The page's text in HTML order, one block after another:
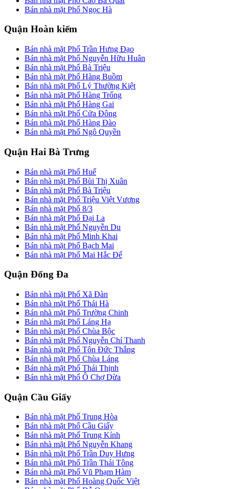
Bán nhà mặt Phố Ngọc Hà
Quận Hoàn kiếm
Bán nhà mặt Phố Trần Hưng Đạo
Bán nhà mặt Phố Nguyễn Hữu Huân
Bán nhà mặt Phố Bà Triệu
Bán nhà mặt Phố Hàng Buồm
Bán nhà mặt Phố Lý Thường Kiệt
Bán nhà mặt Phố Hàng Trống
Bán nhà mặt Phố Hàng Gai
Bán nhà mặt Phố Cửa Đông
Bán nhà mặt Phố Hàng Đào
Bán nhà mặt Phố Ngô Quyền
Quận Hai Bà Trưng
Bán nhà mặt Phố Huế
Bán nhà mặt Phố Bùi Thị Xuân
Bán nhà mặt Phố Bà Triệu
Bán nhà mặt Phố Triệu Việt Vương
Bán nhà mặt Phố 8/3
Bán nhà mặt Phố Đại La
Bán nhà mặt Phố Nguyễn Du
Bán nhà mặt Phố Minh Khai
Bán nhà mặt Phố Bạch Mai
Bán nhà mặt Phố Mai Hắc Đế
Quận Đống Đa
Bán nhà mặt Phố Xã Đàn
Bán nhà mặt Phố Thái Hà
Bán nhà mặt Phố Trường Chinh
Bán nhà mặt Phố Láng Hạ
Bán nhà mặt Phố Chùa Bộc
Bán nhà mặt Phố Nguyễn Chí Thanh
Bán nhà mặt Phố Tôn Đức Thắng
Bán nhà mặt Phố Chùa Láng
Bán nhà mặt Phố Thái Thịnh
Bán nhà mặt Phố Ô Chợ Dừa
Quận Cầu Giấy
Bán nhà mặt Phố Trung Hòa
Bán nhà mặt Phố Cầu Giấy
Bán nhà mặt Phố Trung Kính
Bán nhà mặt Phố Nguyễn Khang
Bán nhà mặt Phố Trần Duy Hưng
Bán nhà mặt Phố Trần Thái Tông
Bán nhà mặt Phố Vũ Phạm Hàm
Bán nhà mặt Phố Hoàng Quốc Việt